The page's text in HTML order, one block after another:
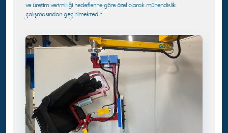
ve üretim verimliliği hedeflerine göre özel olarak mühendislik
çalışmasından geçirilmektedir.